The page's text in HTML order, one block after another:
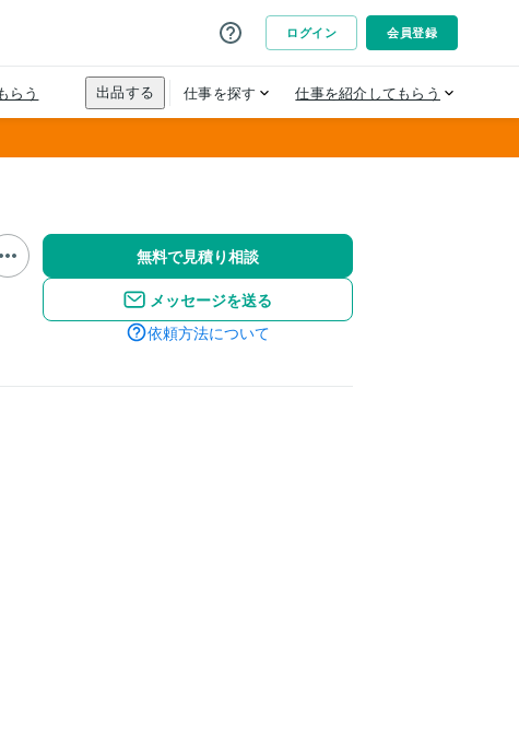
無料で見積り相談
メッセージを送る
依頼方法について